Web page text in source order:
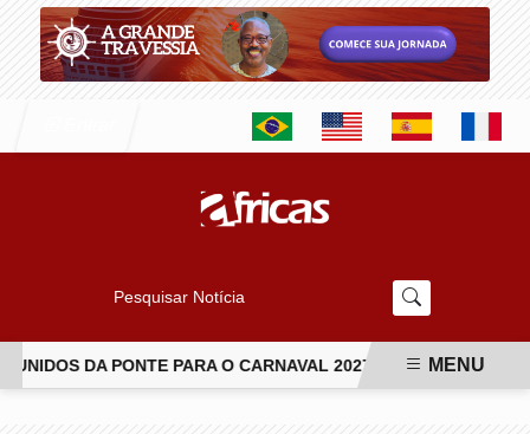
Pesquisar Notícia
DA PONTE PARA O CARNAVAL 2027 VAI-VAI ABRE
MENU